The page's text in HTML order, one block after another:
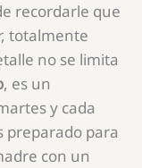
recordarle que
totalmente
no se limita
, es un
y cada
preparado para
con un